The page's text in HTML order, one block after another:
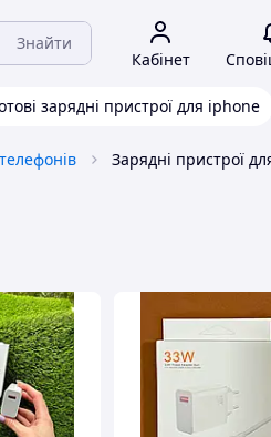
Знайти
Кабінет
зарядні пристрої для iphone